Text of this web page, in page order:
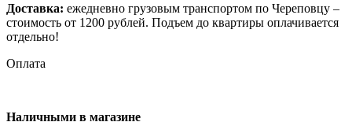
Доставка: ежедневно грузовым транспортом по Череповцу –
стоимость от 1200 рублей. Подъем до квартиры оплачивается
отдельно!
Оплата
Наличными в магазине